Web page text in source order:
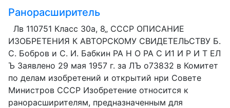
Ранорасширитель
Лв 110751 Класс 30а, 8„ СССР ОПИСАНИЕ
ИЗОБРЕТЕНИЯ К АВТОРСКОМУ СВИДЕТЕЛЬСТВУ Б.
С. Бобров и С. И. Бабкин РА Н О РА С И1 И Р И Т ЕЛ
Ъ Заявлено 29 мая 1957 г. за ЛЪ о73832 в Комитет
по делам изобретений и открытий нри Совете
Министров СССР Изобретение относится к
ранорасширителям, предназначенным для